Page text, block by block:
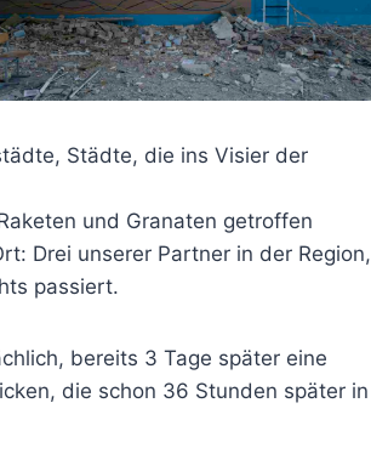
Städte, die ins Visier der
und Granaten getroffen
Drei unserer Partner in der Region,
passiert.
bereits 3 Tage später eine
die schon 36 Stunden später in